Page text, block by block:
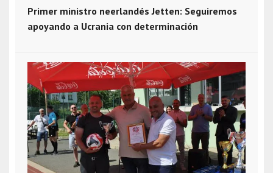
Primer ministro neerlandés Jetten: Seguiremos
apoyando a Ucrania con determinación